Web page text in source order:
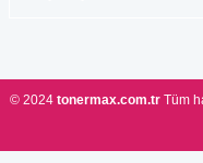
© 2024 tonermax.com.trTüm